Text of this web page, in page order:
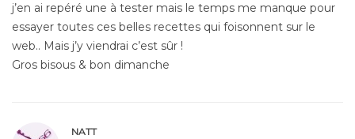
j’en ai repéré une à tester mais le temps me manque pour
essayer toutes ces belles recettes qui foisonnent sur le
web.. Mais j’y viendrai c’est sûr !
Gros bisous & bon dimanche
NATT